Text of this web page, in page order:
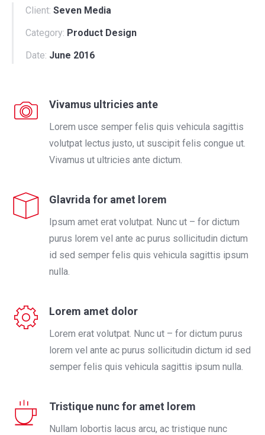
Client: Seven Media
Category: Product Design
Date: June 2016
Vivamus ultricies ante
Lorem usce semper felis quis vehicula sagittis
volutpat lectus justo, ut suscipit felis congue ut.
Vivamus ut ultricies ante dictum.
Glavrida for amet lorem
Ipsum amet erat volutpat. Nunc ut – for dictum
purus lorem vel ante ac purus sollicitudin dictum
id sed semper felis quis vehicula sagittis ipsum
nulla.
Lorem amet dolor
Lorem erat volutpat. Nunc ut – for dictum purus
lorem vel ante ac purus sollicitudin dictum id sed
semper felis quis vehicula sagittis ipsum nulla.
Tristique nunc for amet lorem
Nullam lobortis lacus arcu, ac tristique nunc